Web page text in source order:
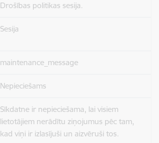
Drošības politikas sesija.
Sesija
maintenance_message
Nepieciešams
Sīkdatne ir nepieciešama, lai visiem
lietotājiem nerādītu ziņojumus pēc tam,
kad viņi ir izlasījuši un aizvēruši tos.